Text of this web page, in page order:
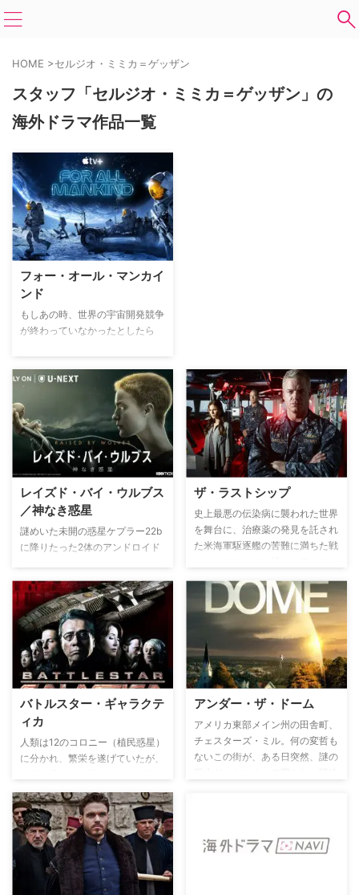
HOME >セルジオ・ミミカ＝ゲッザン
スタッフ「セルジオ・ミミカ＝ゲッザン」の
海外ドラマ作品一覧
フォー・オール・マンカイ
ンド
もしあの時、世界の宇宙開発競争
が終わっていなかったとしたら
もしソビエト連邦の宇宙飛行士だ
ったらという展開で繰り広げられ
る。
レイズド・バイ・ウルブス
／神なき惑星
謎めいた未開の惑星ケプラー22b
に降りたった2体のアンドロイド
ふたりは人間の子を産み、 育て
はじめる。 地球は、 信仰の違い
による戦争で破滅の一途をたどっ
ていた。 滅びゆく地球と同じ過
ちを繰り返さないため、 ふたり
にはある使命が与えられていた。
それは、 信仰なき新たな世界を
創ること。 そこに、 兵士マーカ
ス率いる信仰深いミトラ教徒たち
が現れる。 両者の間で揺れ動く
子どもたち。 互いを敵視する
《アンドロイドvs人類》の生き残
ザ・ラストシップ
史上最悪の伝染病に襲われた世界
を舞台に、治療薬の発見を託され
た米海軍駆逐艦の苦難に満ちた戦
ネイサン・ジェームズを舞台に、
水上戦・対空戦・艦内での戦闘・
上陸部隊による地上戦が描かれる
大迫力のミリタリーアクション。
バトルスター・ギャラクテ
ィカ
人類は12のコロニー（植民惑星）
に分かれ、繁栄を遂げていたが、
能を備えた生命体「サイロン」が
突如反乱を起こし、人類に牙をむ
く。人類とサイロンは長きにわた
り戦争を続けるが、ある日を境に
休戦することになる。しかしサイ
ロンは密かに人型のスパイを人間
社会へと送り込んでいるのだっ
アンダー・ザ・ドーム
アメリカ東部メイン州の田舎町、
チェスターズ・ミル。何の変哲も
ないこの街が、ある日突然、謎の
車販売業を営むビッグ・ジム、街
の不良娘アンジーらは、ドームの